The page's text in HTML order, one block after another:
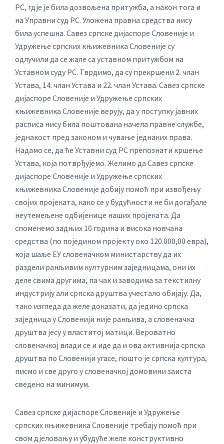
РС, гдје је била дозвољена притужба, а након тога и
на Управни суд РС. Уложена правна средства нису
била успешна. Савез српске дијаспоре Словеније и
Удружење српских књижевника Словеније су
одлучили да се жале са уставном притужбом на
Уставном суду РС. Тврдимо, да су прекршени 2. члан
Устава, 14. члан Устава и 22. члан Устава. Савез српске
дијаспоре Словеније и Удружење српских
књижевника Словеније верују, да у поступку јавних
расписа нису била поштована начела правне службе,
једнакост пред законом и чување једнаких права.
Надамо се, да ће Уставни суд РС препознати кршење
Устава, која потврђујемо. Желимо да Савез српске
дијаспоре Словеније и Удружење српских
књижевника Словеније добију помоћ при извођењу
својих пројеката, како се у будућности не би догађале
неутемељене одбијенице наших пројеката. Да
споменемо задњих 10 година и висока новчана
средства (по поједином пројекту око 120.000,00 евра),
која шаље ЕУ словеначком министарству да их
раздели ранљивим културним заједницама, они их
деле свима другима, па чак и заводима за текстилну
индустрију али српска друштва учестало обијају. Да,
тако изгледа да желе доказати, да једино српска
заједница у Словенији није ранљива, а словеначка
друштва јесу у властитој матици. Вероватно
словеначкој влади се и иде да и ова активнија српска
друштва по Словенији угасе, пошто је српска култура,
писмо и све друго у словеначкој домовини заиста
сведено на минимум.
Савез српске дијаспоре Словеније и Удружење
српских књижевника Словеније требају помоћ при
свом дјеловању и убудуће желе конструктивно